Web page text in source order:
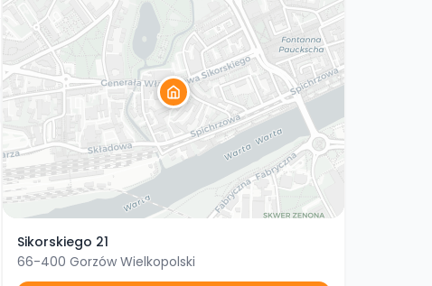
Sikorskiego 21
66-400 Gorzów Wielkopolski